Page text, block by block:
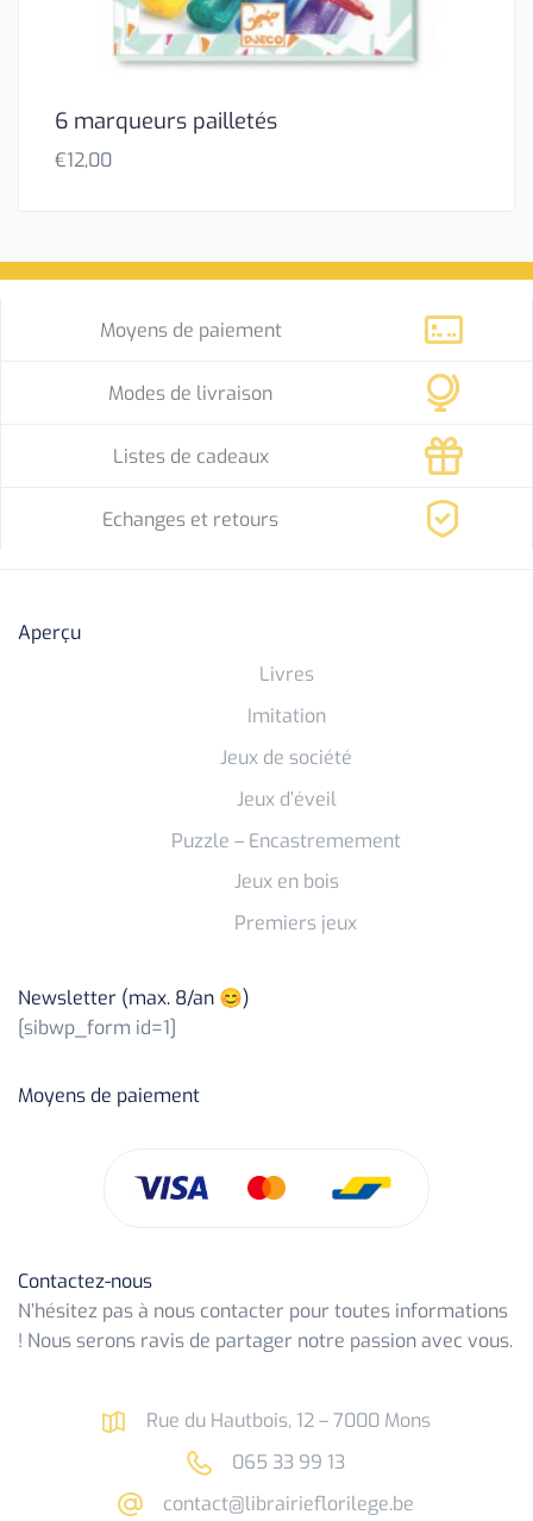
6 marqueurs pailletés
€12,00
Moyens de paiement
Modes de livraison
Listes de cadeaux
Echanges et retours
Aperçu
Livres
Imitation
Jeux de société
Jeux d’éveil
Puzzle – Encastremement
Jeux en bois
Premiers jeux
Newsletter (max. 8/an 😊)
[sibwp_form id=1]
Moyens de paiement
Contactez-nous
N’hésitez pas à nous contacter pour toutes informations
! Nous serons ravis de partager notre passion avec vous.
Rue du Hautbois, 12 – 7000 Mons
065 33 99 13
contact@librairieflorilege.be